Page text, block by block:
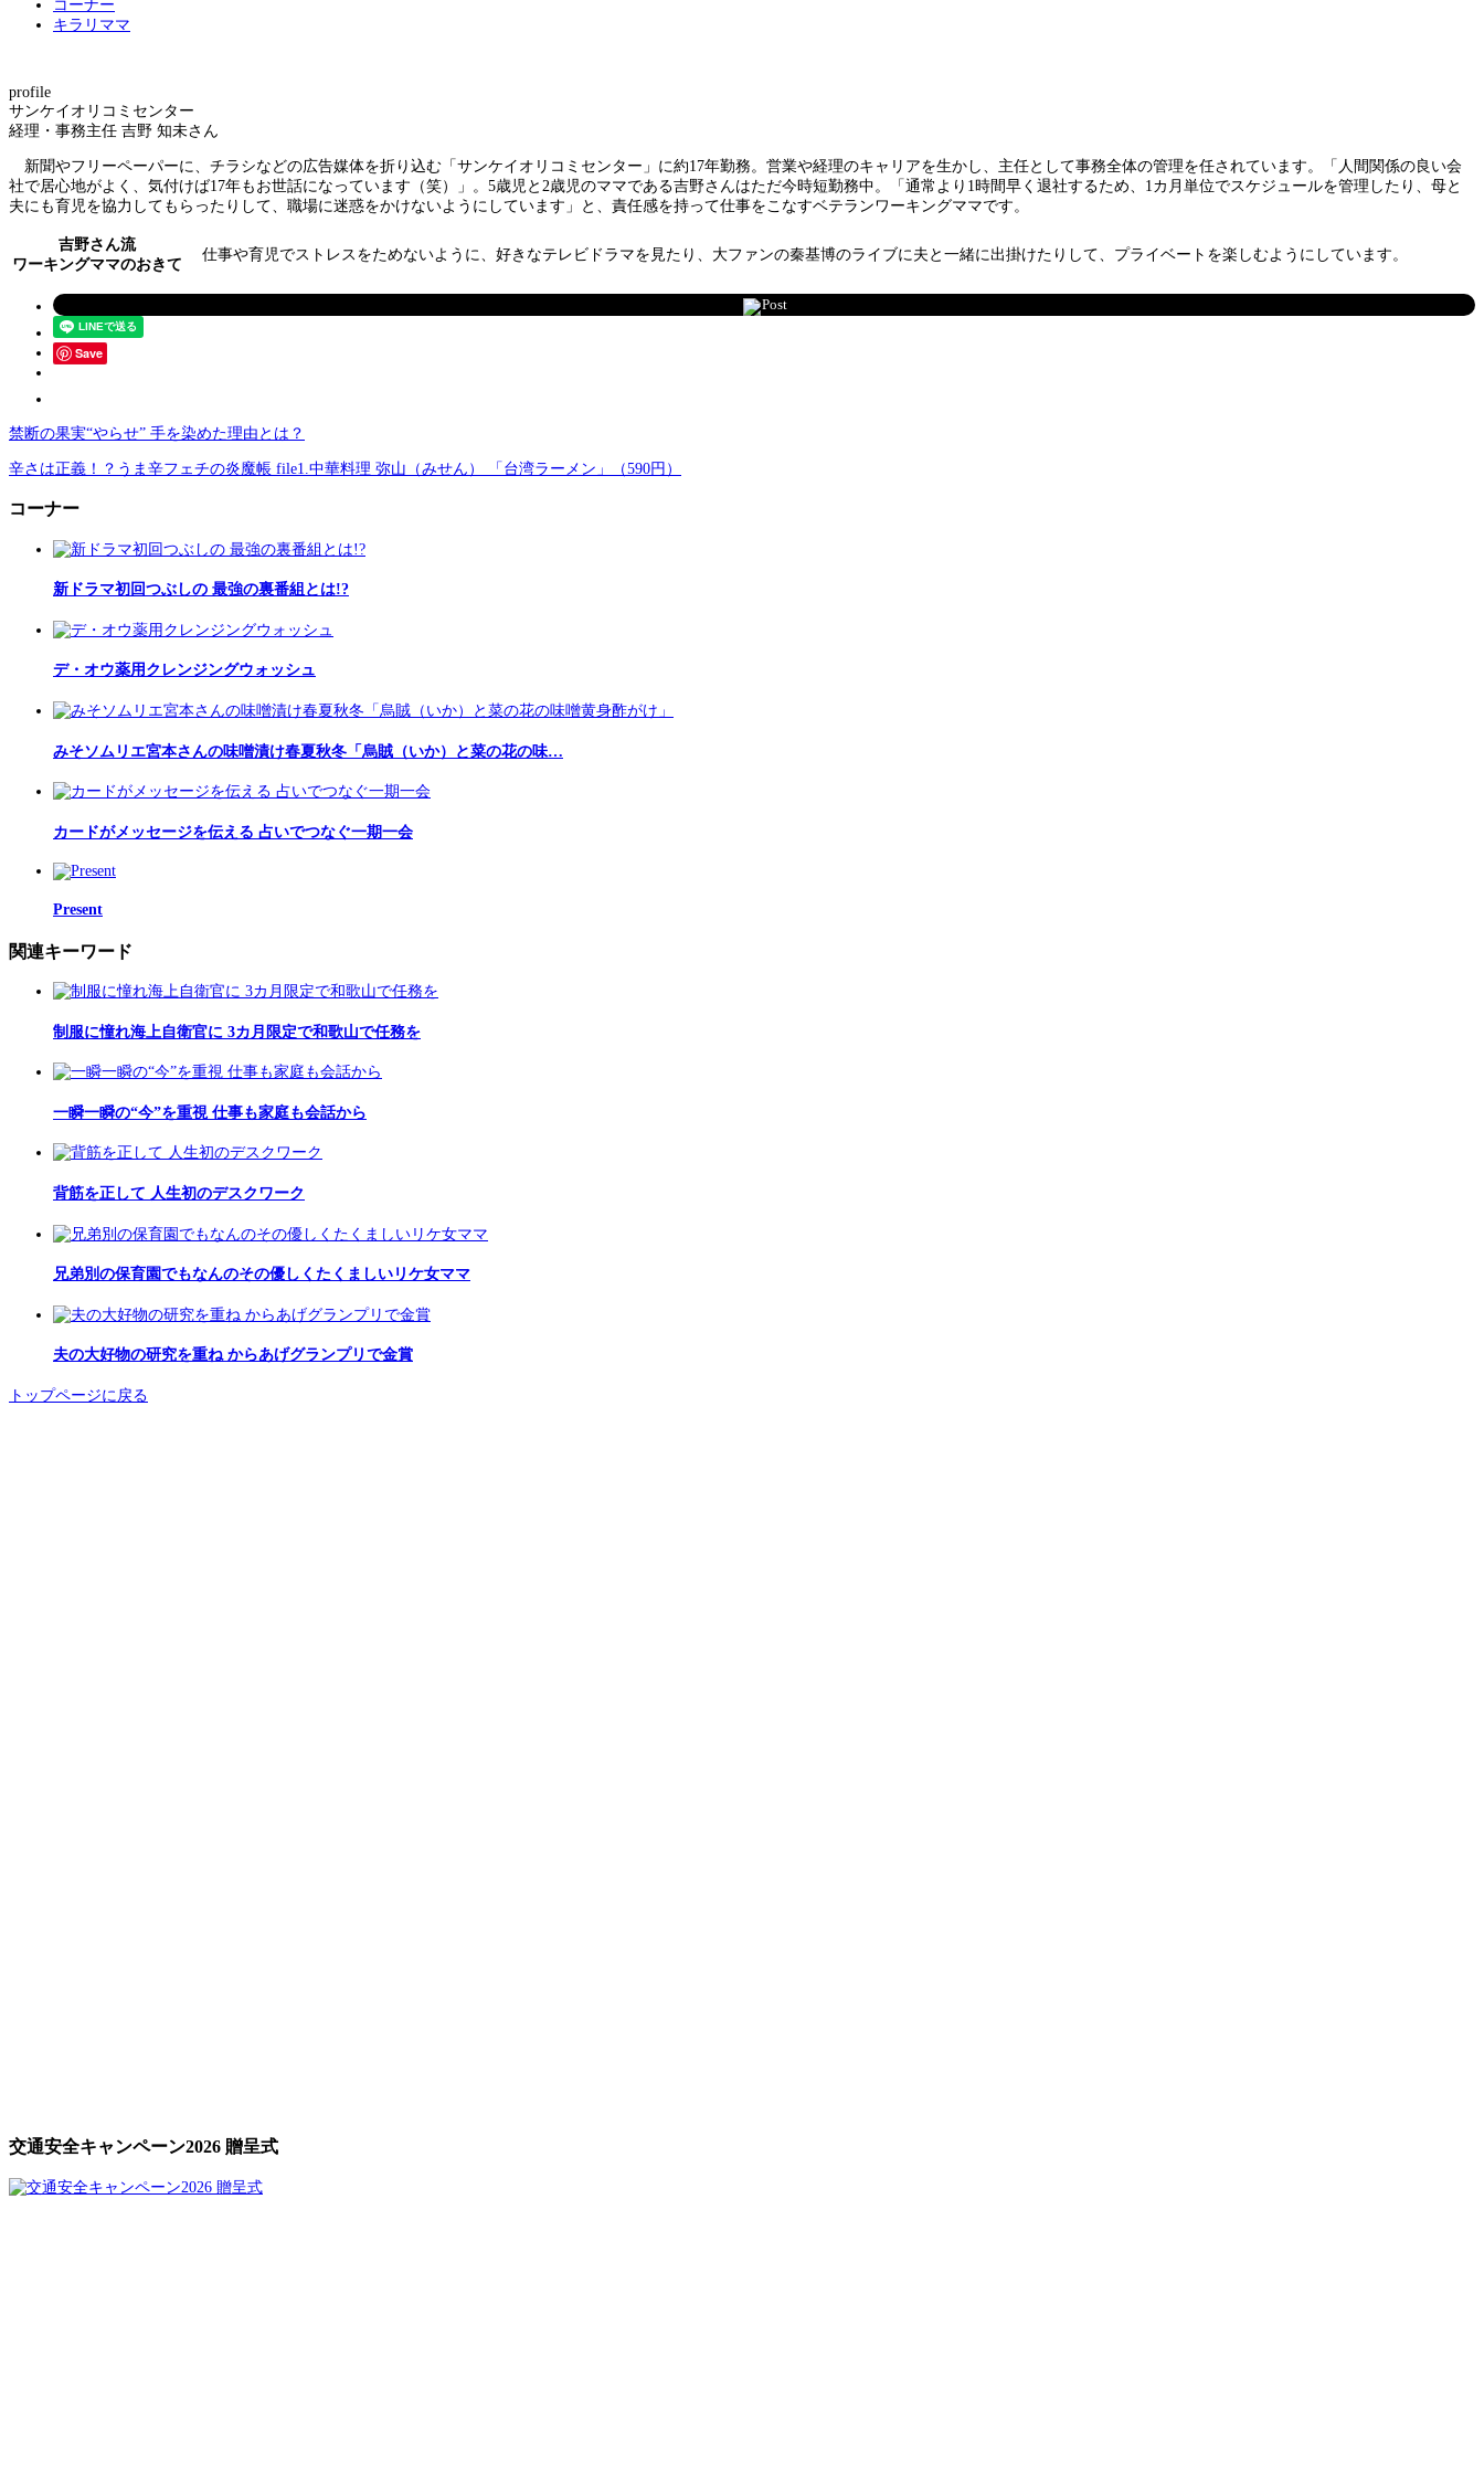
コーナー
キラリママ
profile
サンケイオリコミセンター
経理・事務主任 吉野 知未さん
新聞やフリーペーパーに、チラシなどの広告媒体を折り込む「サンケイオリコミセンター」に約17年勤務。営業や経理のキャリアを生かし、主任として事務全体の管理を任されています。「人間関係の良い会
社で居心地がよく、気付けば17年もお世話になっています（笑）」。5歳児と2歳児のママである吉野さんはただ今時短勤務中。「通常より1時間早く退社するため、1カ月単位でスケジュールを管理したり、母と
夫にも育児を協力してもらったりして、職場に迷惑をかけないようにしています」と、責任感を持って仕事をこなすベテランワーキングママです。
吉野さん流
ワーキングママのおきて
仕事や育児でストレスをためないように、好きなテレビドラマを見たり、大ファンの秦基博のライブに夫と一緒に出掛けたりして、プライベートを楽しむようにしています。
Post
Save
禁断の果実“やらせ” 手を染めた理由とは？
辛さは正義！？うま辛フェチの炎魔帳 file1.中華料理 弥山（みせん） 「台湾ラーメン」（590円）
コーナー
新ドラマ初回つぶしの 最強の裏番組とは!?
デ・オウ薬用クレンジングウォッシュ
みそソムリエ宮本さんの味噌漬け春夏秋冬「烏賊（いか）と菜の花の味…
カードがメッセージを伝える 占いでつなぐ一期一会
Present
関連キーワード
制服に憧れ海上自衛官に 3カ月限定で和歌山で任務を
一瞬一瞬の“今”を重視 仕事も家庭も会話から
背筋を正して 人生初のデスクワーク
兄弟別の保育園でもなんのその優しくたくましいリケ女ママ
夫の大好物の研究を重ね からあげグランプリで金賞
トップページに戻る
交通安全キャンペーン2026 贈呈式